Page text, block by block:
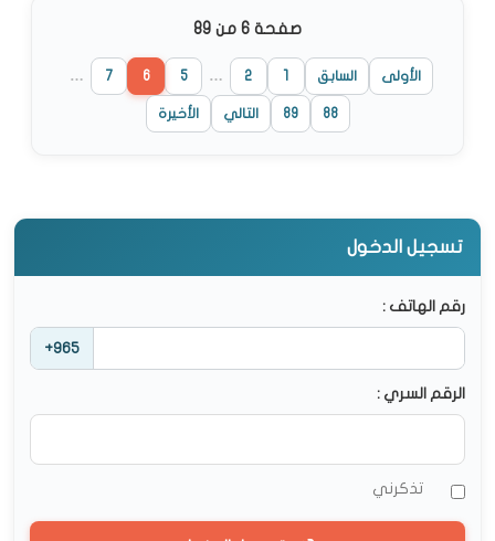
صفحة 6 من 89
الأولى السابق 2
…
5
6
7
…
88
89 التالي الأخيرة
تسجيل الدخول
رقم الهاتف :
+965
الرقم السري :
تذكرني